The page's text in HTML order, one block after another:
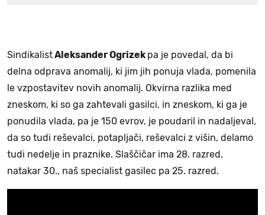
SindikalistAleksander Ogrizekpa je povedal, da bi
delna odprava anomalij, ki jim jih ponuja vlada, pomenila
le vzpostavitev novih anomalij. Okvirna razlika med
zneskom, ki so ga zahtevali gasilci, in zneskom, ki ga je
ponudila vlada, pa je 150 evrov, je poudaril in nadaljeval,
da so tudi reševalci, potapljači, reševalci z višin, delamo
tudi nedelje in praznike. Slaščičar ima 28. razred,
natakar 30., naš specialist gasilec pa 25. razred.